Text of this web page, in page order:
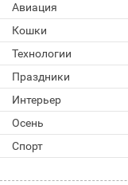
Авиация
Кошки
Технологии
Праздники
Интерьер
Осень
Спорт